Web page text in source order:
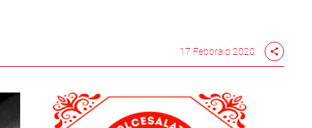
17 Febbraio 2020 share